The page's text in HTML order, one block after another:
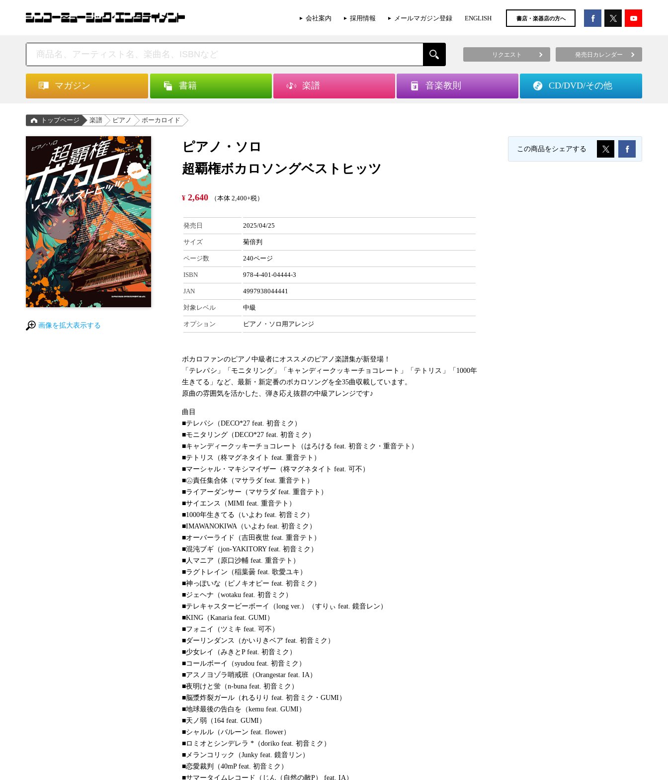
会社案内 採用情報 メールマガジン登録 ENGLISH 書店・楽器店の方へ
リクエスト 発売日カレンダー
マガジン 書籍 楽譜 音楽教則 CD/DVD/その他
トップページ 楽譜 ピアノ ボーカロイド
画像を拡大表示する
ピアノ・ソロ
超覇権ボカロソングベストヒッツ
¥ 2,640 （本体 2,400+税）
発売日 2025/04/25
サイズ 菊倍判
ページ数 240ページ
ISBN 978-4-401-04444-3
JAN 4997938044441
対象レベル 中級
オプション ピアノ・ソロ用アレンジ
ボカロファンのピアノ中級者にオススメのピアノ楽譜集が新登場！
「テレパシ」「モニタリング」「キャンディークッキーチョコレート」「テトリス」「1000年
生きてる」など、最新・新定番のボカロソングを全35曲収載しています。
原曲の雰囲気を活かした、弾き応え抜群の中級アレンジです♪
曲目
■テレパシ（DECO*27 feat. 初音ミク）
■モニタリング（DECO*27 feat. 初音ミク）
■キャンディークッキーチョコレート（はろける feat. 初音ミク・重音テト）
■テトリス（柊マグネタイト feat. 重音テト）
■マーシャル・マキシマイザー（柊マグネタイト feat. 可不）
■㋰責任集合体（マサラダ feat. 重音テト）
■ライアーダンサー（マサラダ feat. 重音テト）
■サイエンス（MIMI feat. 重音テト）
■1000年生きてる（いよわ feat. 初音ミク）
■IMAWANOKIWA（いよわ feat. 初音ミク）
■オーバーライド（吉田夜世 feat. 重音テト）
■混沌ブギ（jon-YAKITORY feat. 初音ミク）
■人マニア（原口沙輔 feat. 重音テト）
■ラグトレイン（稲葉曇 feat. 歌愛ユキ）
■神っぽいな（ピノキオピー feat. 初音ミク）
■ジェヘナ（wotaku feat. 初音ミク）
■テレキャスタービーボーイ（long ver.）（すりぃ feat. 鏡音レン）
■KING（Kanaria feat. GUMI）
■フォニイ（ツミキ feat. 可不）
■ダーリンダンス（かいりきベア feat. 初音ミク）
■少女レイ（みきとP feat. 初音ミク）
■コールボーイ（syudou feat. 初音ミク）
■アスノヨゾラ哨戒班（Orangestar feat. IA）
■夜明けと蛍（n-buna feat. 初音ミク）
■脳漿炸裂ガール（れるりり feat. 初音ミク・GUMI）
■地球最後の告白を（kemu feat. GUMI）
■天ノ弱（164 feat. GUMI）
■シャルル（バルーン feat. flower）
■ロミオとシンデレラ *（doriko feat. 初音ミク）
■メランコリック（Junky feat. 鏡音リン）
■恋愛裁判（40mP feat. 初音ミク）
■サマータイムレコード（じん（自然の敵P） feat. IA）
この商品をシェアする